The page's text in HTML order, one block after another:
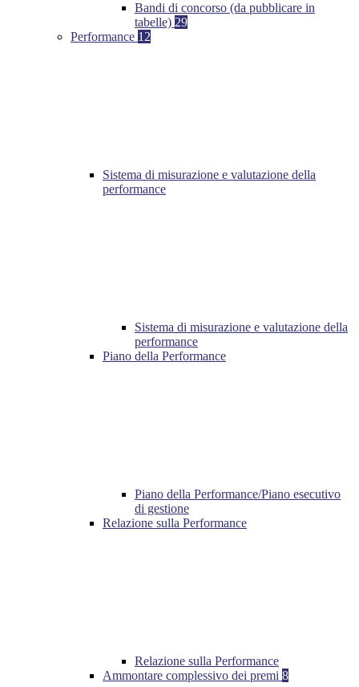
Bandi di concorso (da pubblicare in
tabelle) 29
Performance 12
Sistema di misurazione e valutazione della
performance
Sistema di misurazione e valutazione della
performance
Piano della Performance
Piano della Performance/Piano esecutivo
di gestione
Relazione sulla Performance
Relazione sulla Performance
Ammontare complessivo dei premi 8